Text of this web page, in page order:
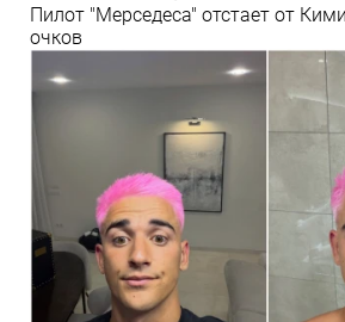
Пилот "Мерседеса" отстает от
очков